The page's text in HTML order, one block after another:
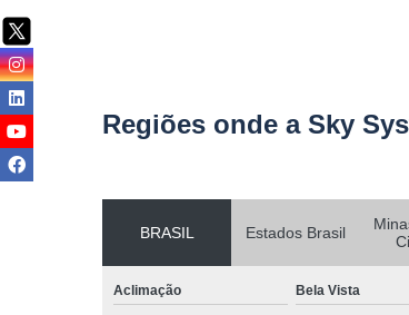
Regiões onde a Sky
BRASIL Estados Brasil
Aclimação Bela Vista